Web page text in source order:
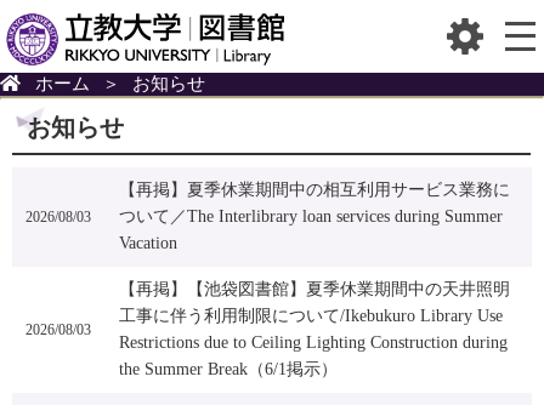
ホーム ＞ お知らせ
お知らせ
2026/08/03
【再掲】夏季休業期間中の相互利用サービス業務に
ついて／The Interlibrary loan services during Summer
Vacation
2026/08/03
【再掲】【池袋図書館】夏季休業期間中の天井照明
工事に伴う利用制限について/Ikebukuro Library Use
Restrictions due to Ceiling Lighting Construction during
the Summer Break（6/1掲示）